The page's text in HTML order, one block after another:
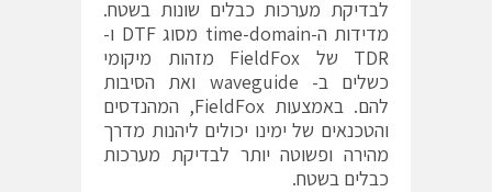
לבדיקת מערכות כבלים שונות בשטח.
מדידות ה-time-domain מסוג DTF ו-
TDR של FieldFox מזהות מיקומי
כשלים ב- waveguide ואת הסיבות
להם. באמצעות FieldFox, המהנדסים
והטכנאים של ימינו יכולים ליהנות מדרך
מהירה ופשוטה יותר לבדיקת מערכות
כבלים בשטח.